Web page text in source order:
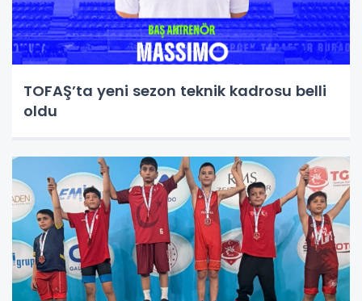
TOFAŞ’ta yeni sezon teknik kadrosu belli
oldu